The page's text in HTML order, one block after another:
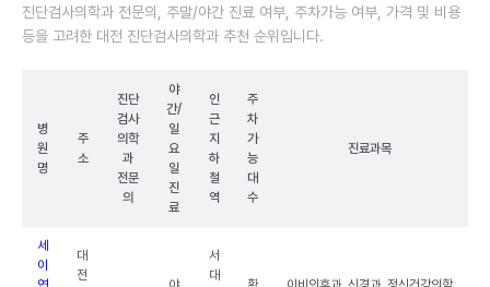
진단검사의학과 전문의, 주말/야간 진료 여부, 주차가능 여부, 가격 및 비용
등을 고려한 대전 진단검사의학과 추천 순위입니다.
병
원
명
주
소
진단
검사
의학
과
전문
의
야
간/
일
요
일
진
료
인
근
지
하
철
역
주
차
가
능
대
수
진료과목
세
이
대
전
서
대